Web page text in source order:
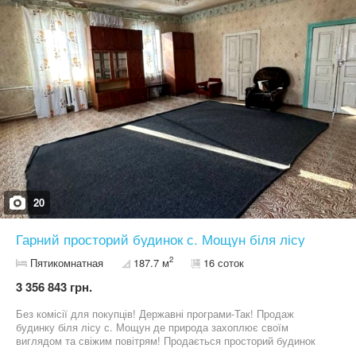
Детальна інформація по телефону
20
Гарний просторий будинок с. Мощун біля лісу
Пятикомнатная 187.7 м2 16 соток
3 356 843 грн.
Без комісії для покупців! Державні програми-Так! Продаж
будинку біля лісу с. Мощун де природа захоплює своїм
виглядом та свіжим повітрям! Продається просторий будинок